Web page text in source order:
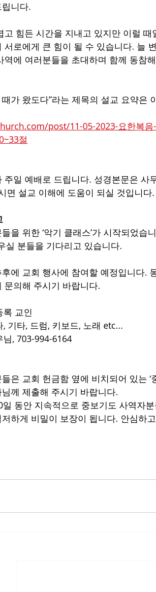
니다.
고 힘든 시간을 지내고 있지만 이럴
서로에게 큰 힘이 될 수 있습니다. 늘
역에 여러분들을 초대하며 함께 동참
가 왔도다”라는 제목의 설교 요약은
post/11-05-2023-요한복음
절
주일 예배로 드립니다. 성경본문은 사
면 설교 이해에 도움이 되실 것입니다.
을 위한 ‘악기 클래스’가 시작되었습
실 분들을 기다리고 있습니다.
에 교회 행사에 참여할 예정입니다.
문의해 주시기 바랍니다.
록 교인
기타, 드럼, 키보드, 노래 etc...
, 703-994-6164
은 교회 헌금함 옆에 비치되어 있는 ‘
께 제출해 주시기 바랍니다.
동안 지속적으로 중보기도 사역자
하게 비밀이 보장이 됩니다. 안심하